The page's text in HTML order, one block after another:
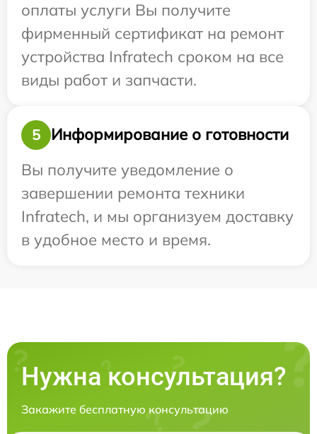
оплаты услуги Вы получите
фирменный сертификат на ремонт
устройства Infratech сроком на все
виды работ и запчасти.
5
Информирование о готовности
Вы получите уведомление о
завершении ремонта техники
Infratech, и мы организуем доставку
в удобное место и время.
Нужна консультация?
Закажите бесплатную консультацию